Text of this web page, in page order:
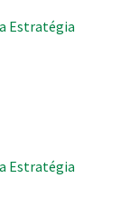
Estratégia
Estratégia